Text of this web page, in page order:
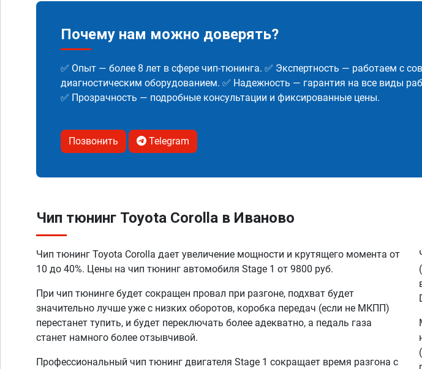
Почему нам можно доверять?
✅ Опыт — более 8 лет в сфере чип-тюнинга. ✅ Экспертность — работаем с
диагностическим оборудованием. ✅ Надежность — гарантия на все виды
✅ Прозрачность — подробные консультации и фиксированные цены.
Позвонить Telegram
Чип тюнинг Toyota Corolla в Иваново
Чип тюнинг Toyota Corolla дает увеличение мощности и крутящего момента от
10 до 40%. Цены на чип тюнинг автомобиля Stage 1 от 9800 руб.
При чип тюнинге будет сокращен провал при разгоне, подхват будет
значительно лучше уже с низких оборотов, коробка передач (если не МКПП)
перестанет тупить, и будет переключать более адекватно, а педаль газа
станет намного более отзывчивой.
Профессиональный чип тюнинг двигателя Stage 1 сокращает время разгона с